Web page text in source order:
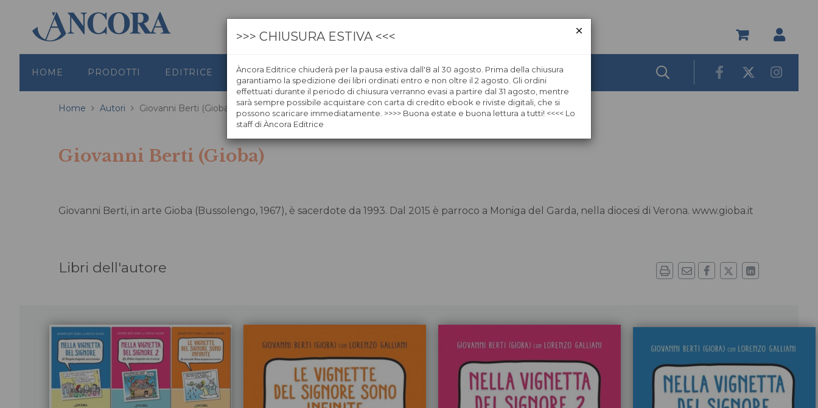
HOME PRODOTTI EDITRICE GRAFICA LIBRERIE ÀNCORAWOW
Home Autori Giovanni Berti (Gioba)
Giovanni Berti (Gioba)
Giovanni Berti, in arte Gioba (Bussolengo, 1967), è sacerdote da 1993. Dal 2015 è parroco a Moniga del Garda, nella diocesi di Verona. www.gioba.it
Libri dell'autore
>>> CHIUSURA ESTIVA <<<
Àncora Editrice chiuderà per la pausa estiva dall'8 al 30 agosto. Prima della chiusura
garantiamo la spedizione dei libri ordinati entro e non oltre il 2 agosto. Gli ordini
effettuati durante il periodo di chiusura verranno evasi a partire dal 31 agosto, mentre
sarà sempre possibile acquistare con carta di credito ebook e riviste digitali, che si
possono scaricare immediatamente. >>>> Buona estate e buona lettura a tutti! <<<< Lo
staff di Àncora Editrice